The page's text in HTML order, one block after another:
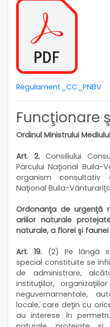
Regulament_CC_PNBV
Funcţionare
Ordinul Ministrului
Art. 2.Consiliului
Parcului Naţional Buila-
organism consultativ
Naţional Buila-
Ordonanţa de urgenţă
ariilor naturale
naturale, a florei şi
Art. 19. (2) Pe lângă
special constituite se
de administrare,
instituţiilor,
neguvernamentale,
locale, care deţin cu
au interese în